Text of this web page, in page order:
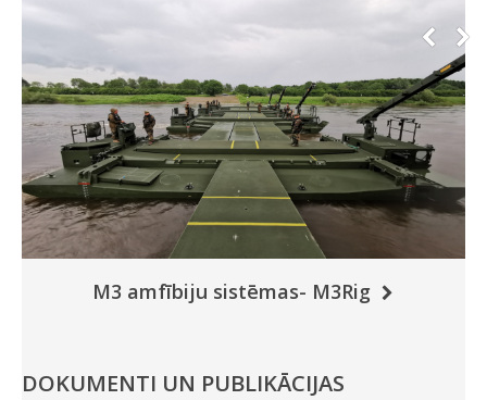
M3 amfībiju sistēmas- M3Rig
DOKUMENTI UN PUBLIKĀCIJAS